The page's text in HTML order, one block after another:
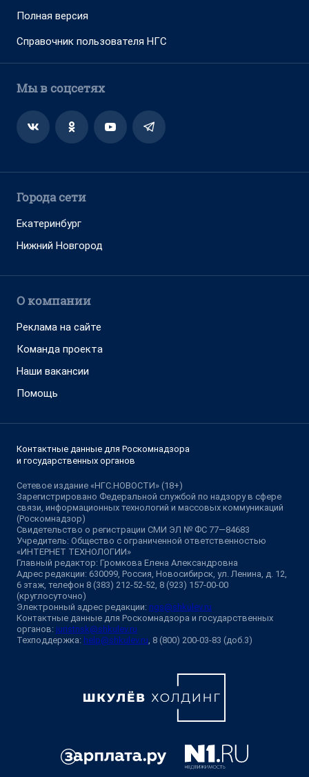
Полная версия
Справочник пользователя НГС
Мы в соцсетях
Города сети
Екатеринбург
Нижний Новгород
О компании
Реклама на сайте
Команда проекта
Наши вакансии
Помощь
Контактные данные для Роскомнадзора
и государственных органов
Сетевое издание «НГС.НОВОСТИ» (18+)
Зарегистрировано Федеральной службой по надзору в сфере
связи, информационных технологий и массовых коммуникаций
(Роскомнадзор)
Свидетельство о регистрации СМИ ЭЛ № ФС 77—84683
Учредитель: Общество с ограниченной ответственностью
«ИНТЕРНЕТ ТЕХНОЛОГИИ»
Главный редактор: Громкова Елена Александровна
Адрес редакции: 630099, Россия, Новосибирск, ул. Ленина, д. 12,
6 этаж, телефон 8 (383) 212-52-52, 8 (923) 157-00-00
(круглосуточно)
Электронный адрес редакции: ngs@shkulev.ru
Контактные данные для Роскомнадзора и государственных
органов: juristnsk@shkulev.ru
Техподдержка: help@shkulev.ru, 8 (800) 200-03-83 (доб.3)